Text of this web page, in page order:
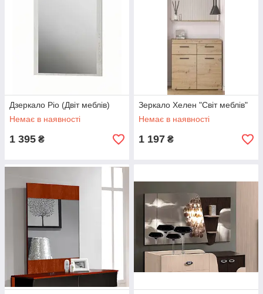
Дзеркало Ріо (Двіт меблів)
Немає в наявності
1 395 ₴
Зеркало Хелен "Світ меблів"
Немає в наявності
1 197 ₴